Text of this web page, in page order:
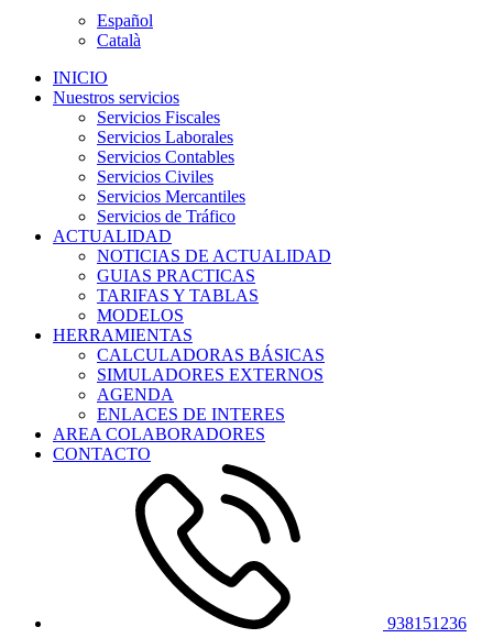
Español
Català
INICIO
Nuestros servicios
Servicios Fiscales
Servicios Laborales
Servicios Contables
Servicios Civiles
Servicios Mercantiles
Servicios de Tráfico
ACTUALIDAD
NOTICIAS DE ACTUALIDAD
GUIAS PRACTICAS
TARIFAS Y TABLAS
MODELOS
HERRAMIENTAS
CALCULADORAS BÁSICAS
SIMULADORES EXTERNOS
AGENDA
ENLACES DE INTERES
AREA COLABORADORES
CONTACTO
938151236